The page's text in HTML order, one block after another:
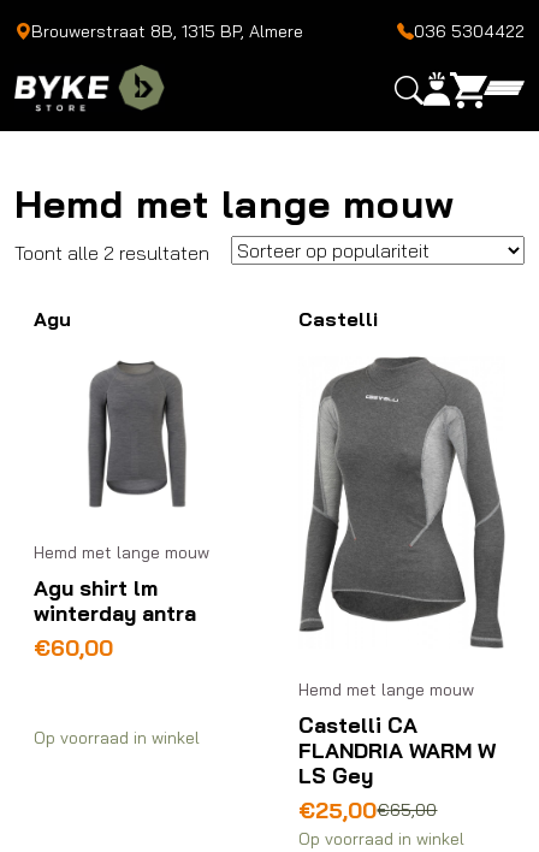
Brouwerstraat 8B, 1315 BP, Almere 036 5304422
Hemd met lange mouw
Toont alle 2 resultaten Gesorteerd
populariteit
Agu
Hemd met lange mouw
Agu shirt lm
winterday antra
€60,00
Op voorraad in winkel
Castelli
Hemd met lange mouw
Castelli CA
FLANDRIA WARM W
LS Gey
€65,00
Oorspronkelijke
prijs
€25,00
Huidige
prijs
Op voorraad in winkel